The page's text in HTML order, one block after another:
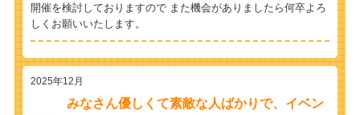
開催を検討しておりますので また機会がありましたら何卒よろ
しくお願いいたします。
2025年12月
みなさん優しくて素敵な人ばかりで、イベン